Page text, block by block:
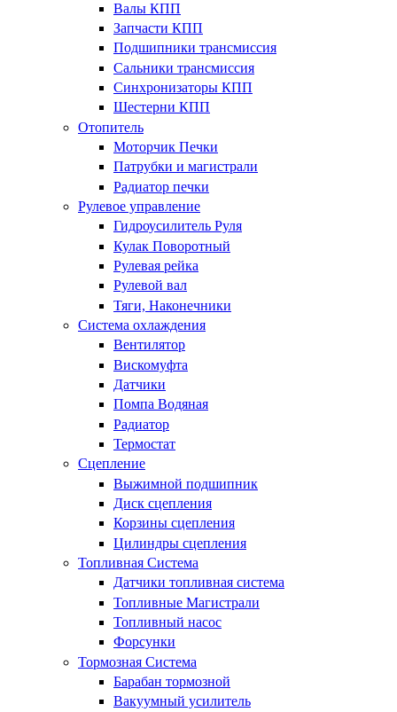
Валы КПП
Запчасти КПП
Подшипники трансмиссия
Сальники трансмиссия
Синхронизаторы КПП
Шестерни КПП
Отопитель
Моторчик Печки
Патрубки и магистрали
Радиатор печки
Рулевое управление
Гидроусилитель Руля
Кулак Поворотный
Рулевая рейка
Рулевой вал
Тяги, Наконечники
Система охлаждения
Вентилятор
Вискомуфта
Датчики
Помпа Водяная
Радиатор
Термостат
Сцепление
Выжимной подшипник
Диск сцепления
Корзины сцепления
Цилиндры сцепления
Топливная Система
Датчики топливная система
Топливные Магистрали
Топливный насос
Форсунки
Тормозная Система
Барабан тормозной
Вакуумный усилитель